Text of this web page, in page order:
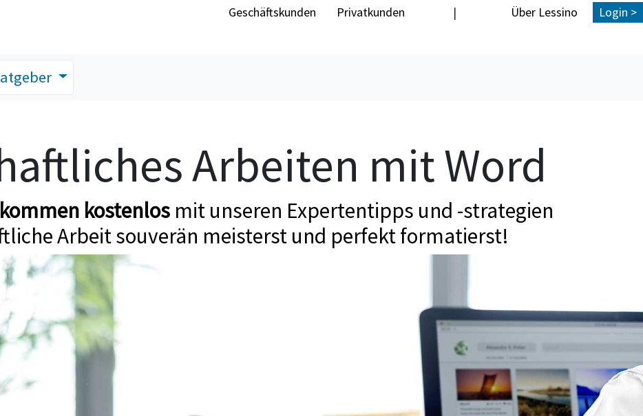
Geschäftskunden Privatkunden | Über Lessino Login >
Arbeiten mit Word
kostenlos mit unseren Expertentipps und -strategien
Arbeit souverän meisterst und perfekt formatierst!